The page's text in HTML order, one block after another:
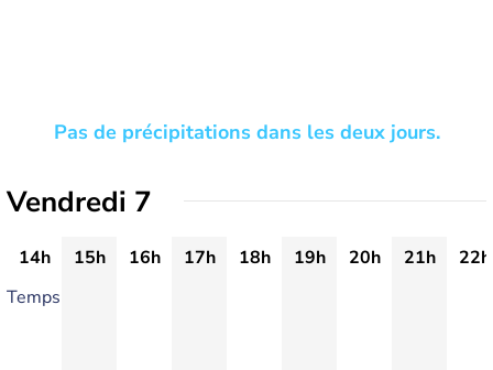
Pas de précipitations dans les deux jours.
Vendredi 7
14h 15h 16h 17h 18h 19h 20h 21h
22h
Temps